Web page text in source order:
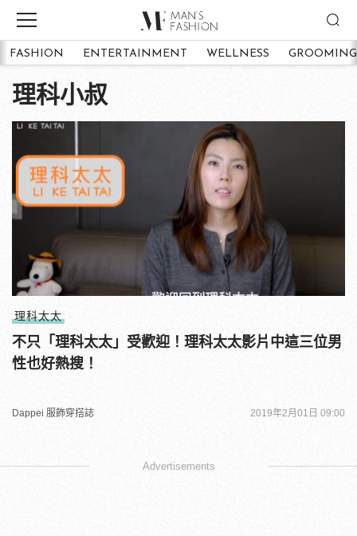
FASHION ENTERTAINMENT WELLNESS GROOMING
理科小叔
理科太太
不只「理科太太」受歡迎！理科太太影片中這三位男
性也好熱搜！
Dappei 服飾穿搭誌 2019年2月01日 09:00
Advertisements